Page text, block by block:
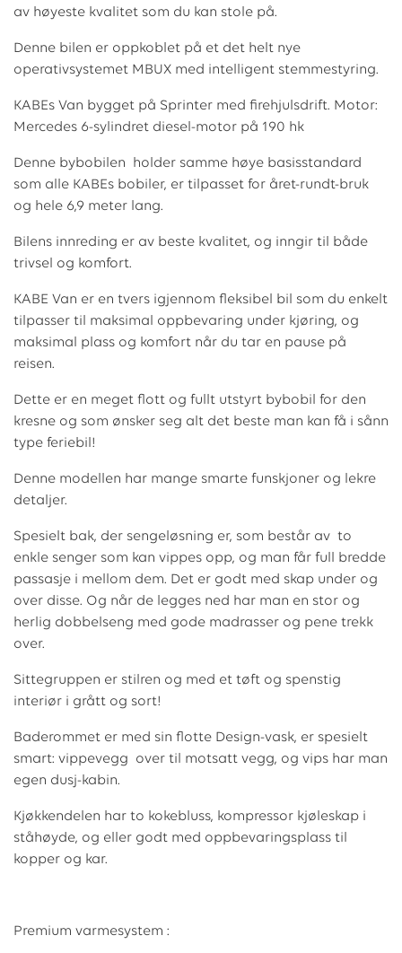
av høyeste kvalitet som du kan stole på.
Denne bilen er oppkoblet på et det helt nye
operativsystemet MBUX med intelligent stemmestyring.
KABEs Van bygget på Sprinter med firehjulsdrift. Motor:
Mercedes 6-sylindret diesel-motor på 190 hk
Denne bybobilen holder samme høye basisstandard
som alle KABEs bobiler, er tilpasset for året-rundt-bruk
og hele 6,9 meter lang.
Bilens innreding er av beste kvalitet, og inngir til både
trivsel og komfort.
KABE Van er en tvers igjennom fleksibel bil som du enkelt
tilpasser til maksimal oppbevaring under kjøring, og
maksimal plass og komfort når du tar en pause på
reisen.
Dette er en meget flott og fullt utstyrt bybobil for den
kresne og som ønsker seg alt det beste man kan få i sånn
type feriebil!
Denne modellen har mange smarte funskjoner og lekre
detaljer.
Spesielt bak, der sengeløsning er, som består av to
enkle senger som kan vippes opp, og man får full bredde
passasje i mellom dem. Det er godt med skap under og
over disse. Og når de legges ned har man en stor og
herlig dobbelseng med gode madrasser og pene trekk
over.
Sittegruppen er stilren og med et tøft og spenstig
interiør i grått og sort!
Baderommet er med sin flotte Design-vask, er spesielt
smart: vippevegg over til motsatt vegg, og vips har man
egen dusj-kabin.
Kjøkkendelen har to kokebluss, kompressor kjøleskap i
ståhøyde, og eller godt med oppbevaringsplass til
kopper og kar.
Premium varmesystem :